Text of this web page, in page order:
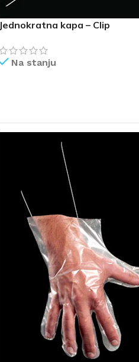
Jednokratna kapa – Clip
Na stanju